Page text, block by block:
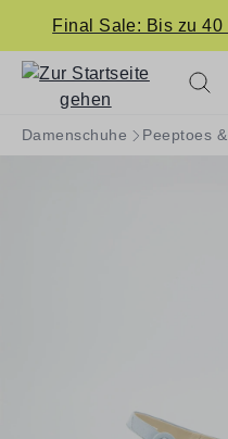
springen
Final Sale: Bis zu 40
Damenschuhe Peeptoes